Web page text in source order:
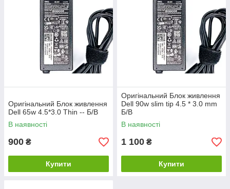
Оригінальний Блок живлення
Dell 65w 4.5*3.0 Thin -- Б/В
В наявності
900 ₴
Купити
Оригінальний Блок живлення
Dell 90w slim tip 4.5 * 3.0 mm
Б/В
В наявності
1 100 ₴
Купити